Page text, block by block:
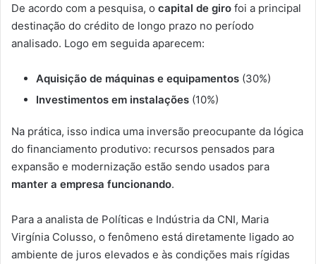
De acordo com a pesquisa, o capital de giro foi a principal
destinação do crédito de longo prazo no período
analisado. Logo em seguida aparecem:
Aquisição de máquinas e equipamentos (30%)
Investimentos em instalações (10%)
Na prática, isso indica uma inversão preocupante da lógica
do financiamento produtivo: recursos pensados para
expansão e modernização estão sendo usados para
manter a empresa funcionando.
Para a analista de Políticas e Indústria da CNI, Maria
Virgínia Colusso, o fenômeno está diretamente ligado ao
ambiente de juros elevados e às condições mais rígidas